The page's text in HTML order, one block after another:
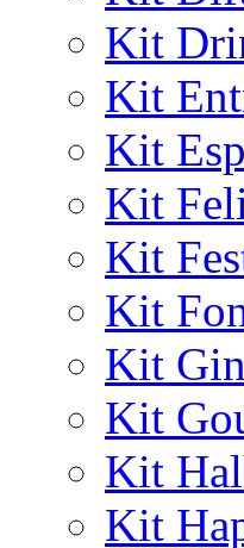
Kit
Kit
Kit
Kit
Kit
Kit
Kit Gin
Kit
Kit
Kit